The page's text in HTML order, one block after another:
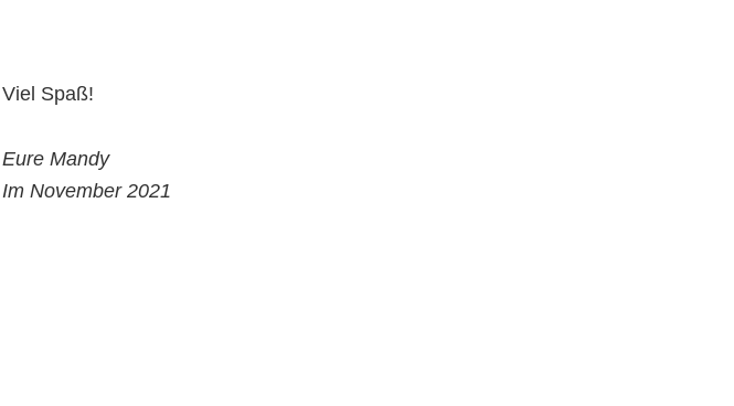
Viel Spaß!
Eure Mandy
Im November 2021